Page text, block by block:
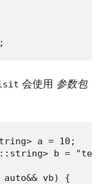
会使用 参数包
a = 10;
b =
vb) {